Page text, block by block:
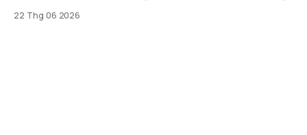
sách khách hàng lớn; thay vào đó, hãy tập trung vào các
22 Thg 06 2026